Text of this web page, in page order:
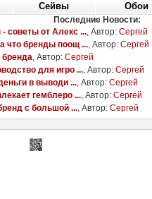
Сейвы Обои
Последние Темы:
05.01.13
Ika Musume
ULTIMATOR
04.01.13
Nichijou [RUS]
ULTIMATOR